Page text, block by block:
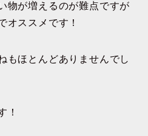
物が増えるのが難点ですが
オススメです！
もほとんどありませんでし
！